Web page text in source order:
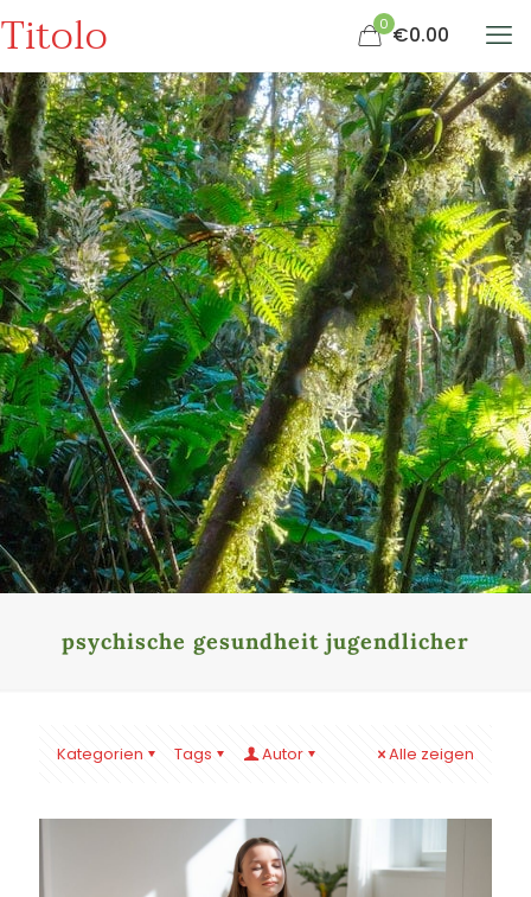
Titolo 0 €0.00
psychische gesundheit jugendlicher
Kategorien Tags Autor Alle zeigen